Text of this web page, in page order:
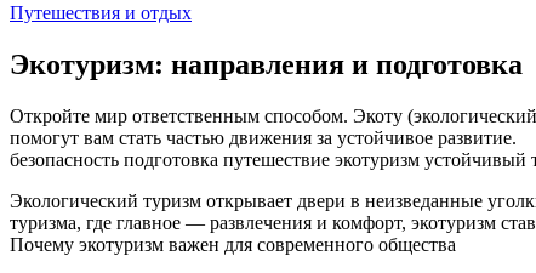
Путешествия и отдых
Экотуризм: направления и подготовка
Откройте мир ответственным способом. Экоту
помогут вам стать частью движения за устойчивое развитие.
безопасность подготовка путешествие экотуризм устойчивый
Экологический туризм открывает двери в неизведанные
туризма, где главное — развлечения и комфорт, экотуризм
Почему экотуризм важен для современного общества